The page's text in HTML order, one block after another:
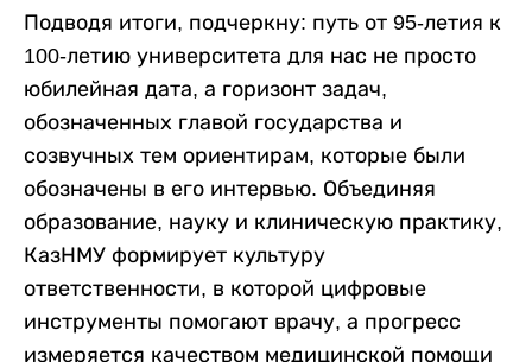
Подводя итоги, подчеркну: путь от 95-летия к
100-летию университета для нас не просто
юбилейная дата, а горизонт задач,
обозначенных главой государства и
созвучных тем ориентирам, которые были
обозначены в его интервью. Объединяя
образование, науку и клиническую практику,
КазНМУ формирует культуру
ответственности, в которой цифровые
инструменты помогают врачу, а прогресс
измеряется качеством медицинской помощи